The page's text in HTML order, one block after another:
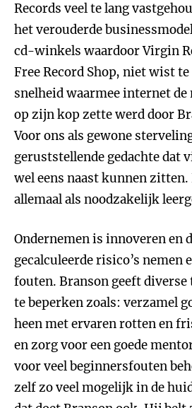
Records veel te lang
het verouderde
cd-winkels waardoor Virgin
Free Record Shop, niet wist
snelheid waarmee internet
op zijn kop zette werd door
Voor ons als gewone
geruststellende gedachte dat
wel eens naast kunnen
allemaal als noodzakelijk
Ondernemen is innoveren en
gecalculeerde risico’s nemen
fouten. Branson geeft diverse
te beperken zoals: verzamel
heen met ervaren rotten en
en zorg voor een goede
voor veel beginnersfouten
zelf zo veel mogelijk in de